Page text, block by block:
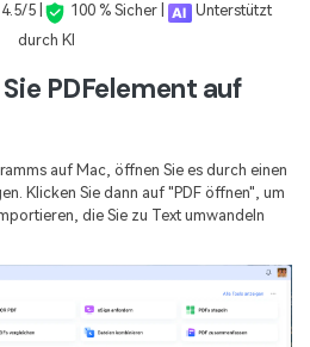
5 | 100 % Sicher |
Unterstützt
durch KI
PDFelement auf
auf Mac, öffnen Sie es durch einen
Klicken Sie dann auf "PDF öffnen", um
die Sie zu Text umwandeln